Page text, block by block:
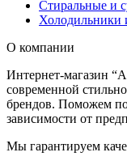
Стиральные и
Холодильники
О компании
Интернет-магазин
современной
брендов. Поможем
зависимости от
Мы гарантируем